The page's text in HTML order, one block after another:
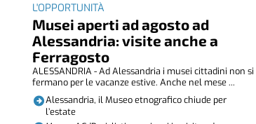
L'OPPORTUNITÀ
Musei aperti ad agosto ad
Alessandria: visite anche a
Ferragosto
ALESSANDRIA - Ad Alessandria i musei cittadini non si
fermano per le vacanze estive. Anche nel mese ...
Alessandria, il Museo etnografico chiude per
l’estate